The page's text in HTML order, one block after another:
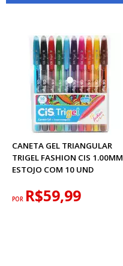
CANETA GEL TRIANGULAR
TRIGEL FASHION CIS 1.00MM
ESTOJO COM 10 UND
POR R$59,99